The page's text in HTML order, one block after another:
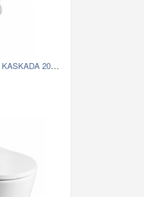
CERSANIT - WC KOMBI KASKADA 206 010 3/6…